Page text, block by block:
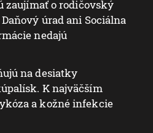
zaujímať o rodičovský
úrad ani Sociálna
nedajú
na desiatky
K najväčším
a kožné infekcie